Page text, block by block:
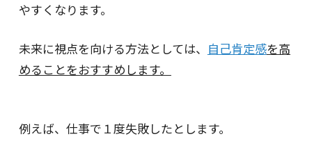
やすくなります。
未来に視点を向ける方法としては、 自己肯定感を高
めることをおすすめします。
例えば、仕事で１度失敗したとします。